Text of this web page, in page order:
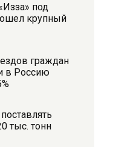
под
крупный
граждан
в Россию
тыс. тонн